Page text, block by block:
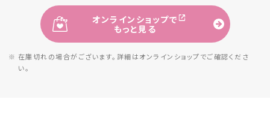
オンラインショップで
もっと見る
※ 在庫切れの場合がございます。詳細はオンラインショップでご確認くださ
い。